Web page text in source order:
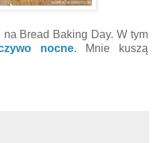
Bread Baking Day. W tym
nocne. Mnie kuszą